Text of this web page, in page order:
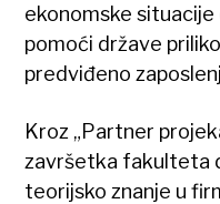
ekonomske
pomoći države
predviđeno
Kroz „Partner
završetka fakulteta
teorijsko znanje u